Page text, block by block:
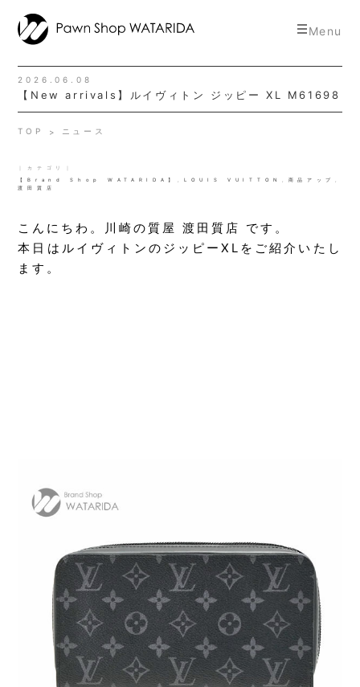
toggle
Menu
2026.06.08
【New arrivals】ルイヴィトン ジッピー XL M61698
TOP ニュース
｜カテゴリ｜
【Brand Shop WATARIDA】 LOUIS VUITTON 商品アップ
渡田質店
こんにちわ。川崎の質屋 渡田質店 です。
本日はルイヴィトンのジッピーXLをご紹介いたし
ます。